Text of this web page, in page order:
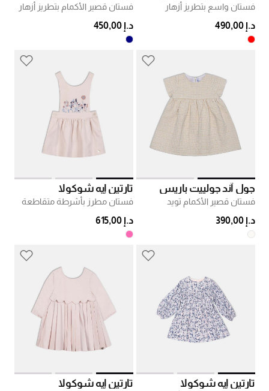
فستان واسع بتطريز أزهار
د.إ 490,00
فستان قصير الأكمام بتطريز أزهار
د.إ 450,00
جول آند جولييت باريس
فستان قصير الأكمام تويد
د.إ 390,00
تارتين إيه شوكولا
فستان مطرز بأشرطة متقاطعة
د.إ 615,00
تارتين إيه شوكولا تارتين إيه شوكولا